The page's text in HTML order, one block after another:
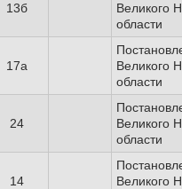
13б
Великого
области
17а
Великого
области
24
Великого
области
14
Великого